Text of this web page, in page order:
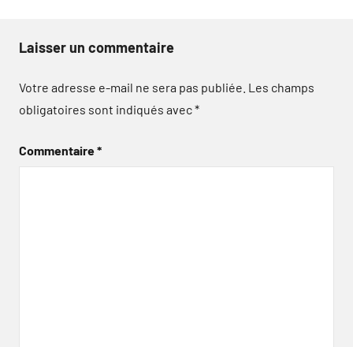
Laisser un commentaire
Votre adresse e-mail ne sera pas publiée. Les champs
obligatoires sont indiqués avec*
Commentaire*